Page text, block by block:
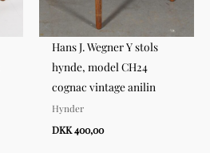
Hans J. Wegner Y stols
hynde, model CH24
cognac vintage anilin
Hynder
DKK 400,00